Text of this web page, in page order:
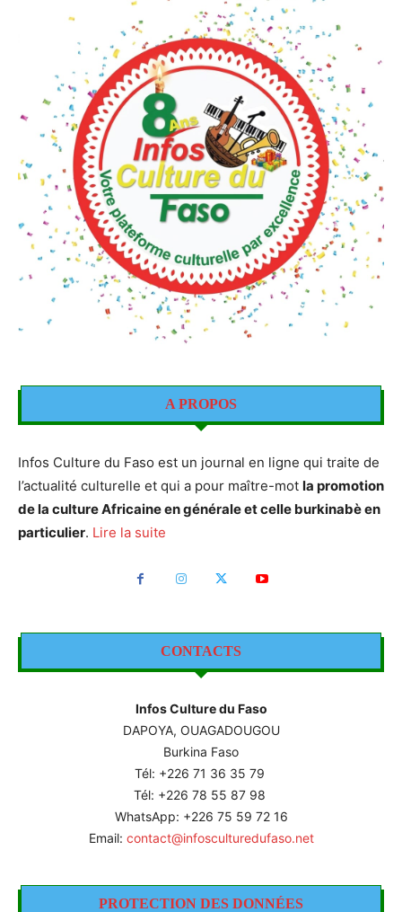
A PROPOS
Infos Culture du Faso est un journal en ligne qui traite de
l’actualité culturelle et qui a pour maître-mot la promotion
de la culture Africaine en générale et celle burkinabè en
particulier. Lire la suite
CONTACTS
Infos Culture du Faso
DAPOYA, OUAGADOUGOU
Burkina Faso
Tél: +226 71 36 35 79
Tél: +226 78 55 87 98
WhatsApp: +226 75 59 72 16
Email: contact@infosculturedufaso.net
PROTECTION DES DONNÉES